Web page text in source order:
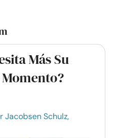
Más Su
Jacobsen Schulz,